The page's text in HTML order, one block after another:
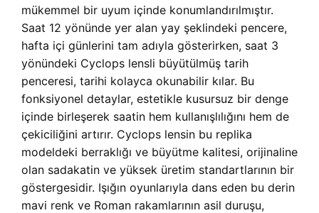
mükemmel bir uyum içinde konumlandırılmıştır.
Saat 12 yönünde yer alan yay şeklindeki pencere,
hafta içi günlerini tam adıyla gösterirken, saat 3
yönündeki Cyclops lensli büyütülmüş tarih
penceresi, tarihi kolayca okunabilir kılar. Bu
fonksiyonel detaylar, estetikle kusursuz bir denge
içinde birleşerek saatin hem kullanışlılığını hem de
çekiciliğini artırır. Cyclops lensin bu replika
modeldeki berraklığı ve büyütme kalitesi, orijinaline
olan sadakatin ve yüksek üretim standartlarının bir
göstergesidir. Işığın oyunlarıyla dans eden bu derin
mavi renk ve Roman rakamlarının asil duruşu,